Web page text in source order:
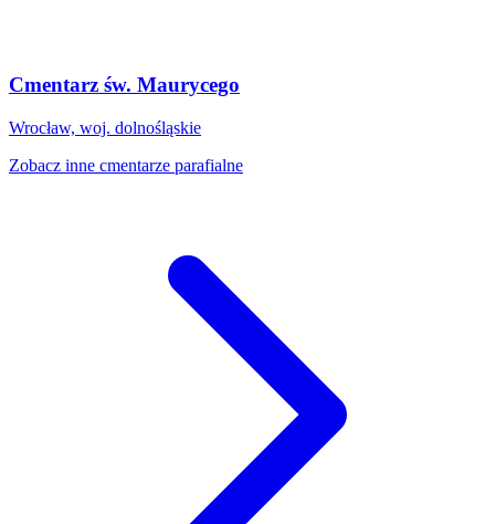
Cmentarz św. Maurycego
Wrocław, woj. dolnośląskie
Zobacz inne cmentarze parafialne